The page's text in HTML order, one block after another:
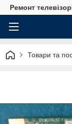
Ремонт
Товари та